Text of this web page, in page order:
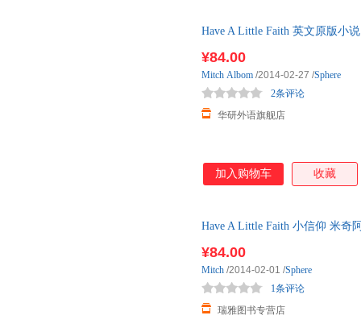
Have A Little Faith 英文原版小
¥84.00
华研外语旗舰店
2条评论
Mitch Albom /2014-02-27 /Sphere
加入购物车 收藏
Have A Little Faith 小信仰 米奇
¥84.00
瑞雅图书专营店
1条评论
Mitch /2014-02-01 /Sphere